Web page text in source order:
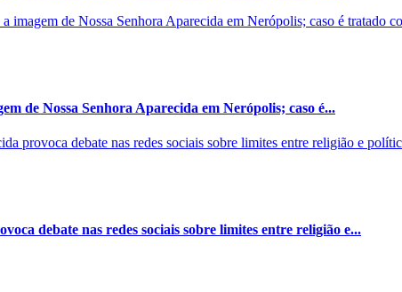
de Nossa Senhora Aparecida em Nerópolis; caso é...
debate nas redes sociais sobre limites entre religião e...